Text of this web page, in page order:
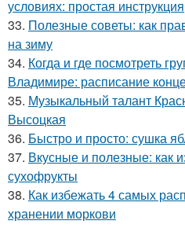
условиях: простая инструкция
33. Полезные советы: как
на зиму
34. Когда и где посмотреть
Владимире: расписание
35. Музыкальный талант
Высоцкая
36. Быстро и просто: сушка
37. Вкусные и полезные: как
сухофрукты
38. Как избежать 4 самых
хранении моркови